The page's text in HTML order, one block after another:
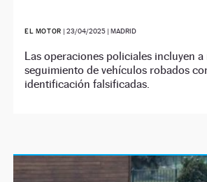
EL MOTOR | 23/04/2025| MADRID
Las operaciones policiales incluyen a
seguimiento de vehículos robados
identificación falsificadas.